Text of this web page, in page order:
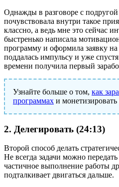
Однажды в разговоре с
почувствовала внутри такое
классно, а ведь мне это сейчас
быстренько написала
программу и оформила заявку
поддалась импульсу и уже
времени получила первый
Узнайте больше о том, как
программах и монетизировать
2. Делегировать (24:13)
Второй способ делать
Не всегда задачи можно
частичное выполнение работы
подталкивает двигаться дальше.